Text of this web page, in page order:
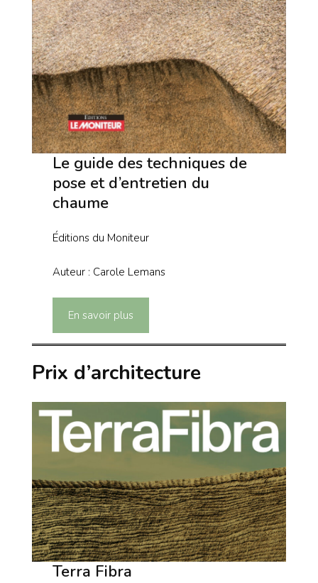
Le guide des techniques de
pose et d’entretien du
chaume
Éditions du Moniteur
Auteur : Carole Lemans
En savoir plus
Prix d’architecture
Terra Fibra